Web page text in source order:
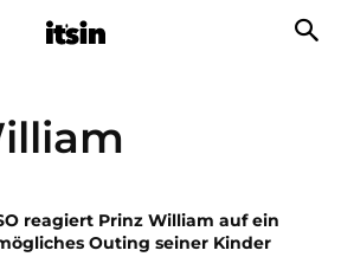
reagiert Prinz William auf ein
Outing seiner Kinder